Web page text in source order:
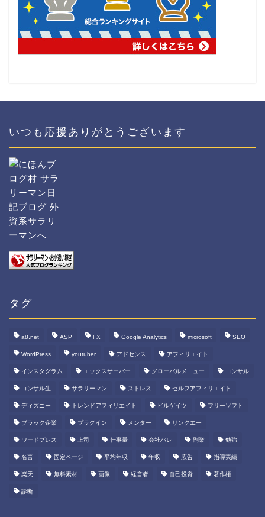
いつも応援ありがとうございます
タグ
a8.net ASP FX Google Analytics microsoft SEO
WordPress youtuber アドセンス アフィリエイト
インスタグラム エックスサーバー グローバルメニュー コンサル
コンサル生 サラリーマン ストレス セルフアフィリエイト
ディズニー トレンドアフィリエイト ビルゲイツ フリーソフト
ブラック企業 プラグイン メンター リンクエー
ワードプレス 上司 仕事量 会社バレ 副業 勉強
名言 固定ページ 平均年収 年収 広告 指導実績
楽天 無料素材 画像 経営者 自己投資 著作権
診断